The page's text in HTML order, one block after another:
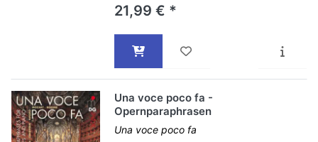
21,99 € *
Una voce poco fa -
Opernparaphrasen
Una voce poco fa